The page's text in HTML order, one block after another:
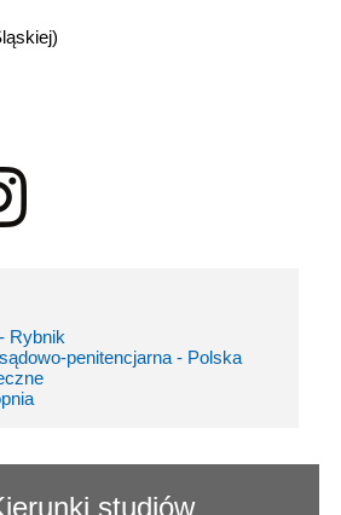
Rybnik
penitencjarna - Polska
studiów